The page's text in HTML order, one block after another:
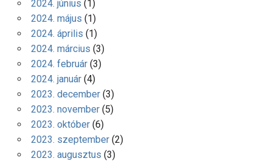
2024. június (1)
2024. május (1)
2024. április (1)
2024. március (3)
2024. február(3)
2024. január(4)
2023. december(3)
2023. november(5)
2023. október(6)
2023. szeptember(2)
2023. augusztus (3)